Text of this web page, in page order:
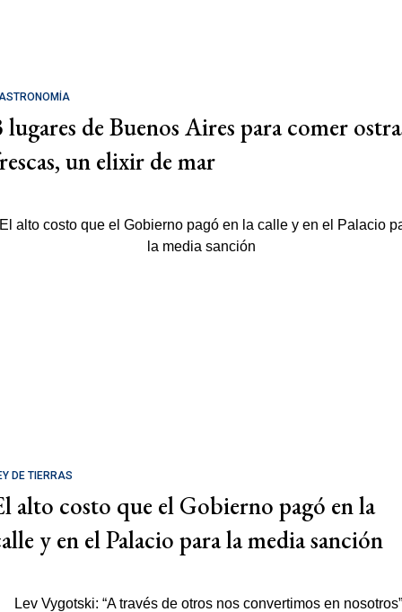
lugares de Buenos Aires para comer
un elixir de mar
DE TIERRAS
alto costo que el Gobierno pagó en la
y en el Palacio para la media sanción